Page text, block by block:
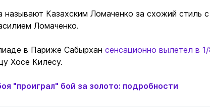
Казахским Ломаченко за схожий стиль с
Ломаченко.
в Париже Сабырхан сенсационно вылетел в
Хосе Килесу.
"проиграл" бой за золото: подробности